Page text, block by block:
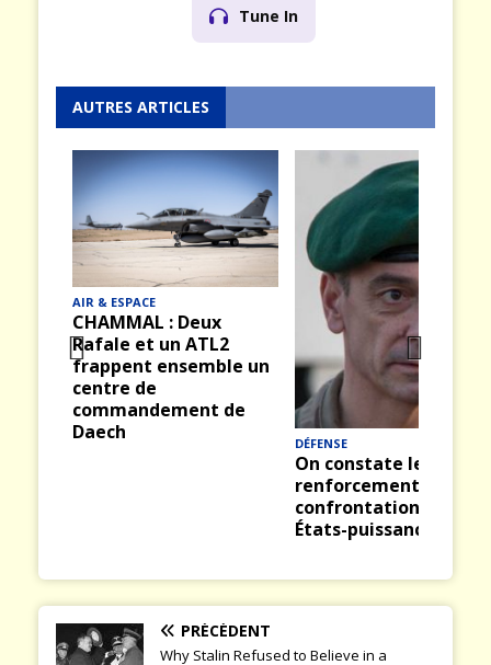
Tune In
AUTRES ARTICLES
AIR & ESPACE
CHAMMAL : Deux
Rafale et un ATL2
frappent ensemble un
centre de
commandement de
Daech
DÉFENSE
On constate le
renforcement de la
confrontation des
États-puissances
Prev
ious
Nex
PRÉCÉDENT
Why Stalin Refused to Believe in a